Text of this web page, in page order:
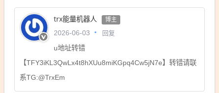
trx能量机器人 博主
2026-06-03 回复
u地址转错
【TFY3iKL3QwLx4t8hXUu8miKGpq4Cw5jN7e】转错请联
系TG:@TrxEm